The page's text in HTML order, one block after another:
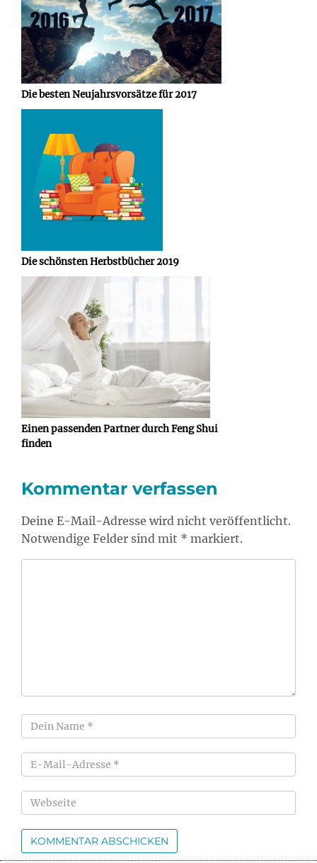
Die besten Neujahrsvorsätze für 2017
Die schönsten Herbstbücher 2019
Einen passenden Partner durch Feng Shui
finden
Kommentar verfassen
Deine E-Mail-Adresse wird nicht veröffentlicht.
Notwendige Felder sind mit * markiert.